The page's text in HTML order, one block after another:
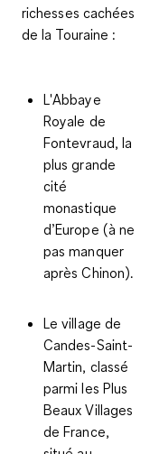
richesses cachées
de la Touraine :
L'Abbaye
Royale de
Fontevraud, la
plus grande
cité
monastique
d’Europe (à ne
pas manquer
après Chinon).
Levillage de
Candes-Saint-
Martin, classé
parmi les Plus
Beaux Villages
de France,